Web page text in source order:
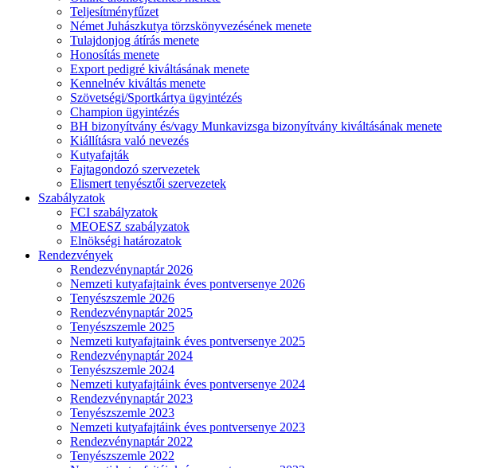
Teljesítményfűzet
Német Juhászkutya törzskönyvezésének menete
Tulajdonjog átírás menete
Honosítás menete
Export pedigré kiváltásának menete
Kennelnév kiváltás menete
Szövetségi/Sportkártya ügyintézés
Champion ügyintézés
BH bizonyítvány és/vagy Munkavizsga bizonyítvány kiváltásának menete
Kiállításra való nevezés
Kutyafajták
Fajtagondozó szervezetek
Elismert tenyésztői szervezetek
Szabályzatok
FCI szabályzatok
MEOESZ szabályzatok
Elnökségi határozatok
Rendezvények
Rendezvénynaptár 2026
Nemzeti kutyafajtaink éves pontversenye 2026
Tenyészszemle 2026
Rendezvénynaptár 2025
Tenyészszemle 2025
Nemzeti kutyafajtaink éves pontversenye 2025
Rendezvénynaptár 2024
Tenyészszemle 2024
Nemzeti kutyafajtáink éves pontversenye 2024
Rendezvénynaptár 2023
Tenyészszemle 2023
Nemzeti kutyafajtáink éves pontversenye 2023
Rendezvénynaptár 2022
Tenyészszemle 2022